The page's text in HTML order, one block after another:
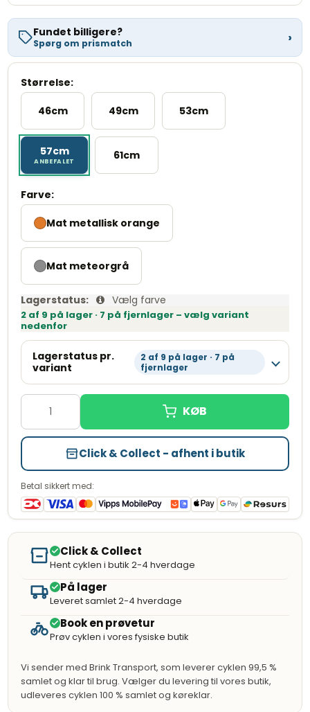
Variabel debitorrente 0,00 %. Kreditgiver er Resurs Bank. Beregnet
eksempel ved kontantkøbspris 32.999,00 kr., 10 mdr. løbetid. Med
forbehold for kreditgodkendelse.
Fundet billigere?
Spørg om prismatch ›
Størrelse:
46cm 49cm 53cm
57cm 61cm
Farve:
Mat metallisk orange
Mat meteorgrå
Lagerstatus: Vælg farve
2 af 9 på lager · 7 på fjernlager – vælg variant
nedenfor
Lagerstatus pr.
variant
2 af 9 på lager · 7 på
fjernlager
Mat
meteorgrå
Fjernlager 10-14 hverdage
Mat
orange
Mat meteorgrå Få tilbage Læg i kurv
Mat
metallisk
orange
Fjernlager 10-14 hverdage
Mat meteorgrå På lager
57cm
metallisk
orange
Fjernlager 10-14 hverdage Læg i kurv
Mat
meteorgrå
Fjernlager 10-14 hverdage
Click & Collect - afhent i butik
Betal sikkert med:
Click & Collect
Hent cyklen i butik 2-4 hverdage
På lager
Leveret samlet 2-4 hverdage
Book en prøvetur
Prøv cyklen i vores fysiske butik
Vi sender med Brink Transport, som leverer cyklen 99,5 %
samlet og klar til brug. Vælger du levering til vores butik,
udleveres cyklen 100 % samlet og køreklar.